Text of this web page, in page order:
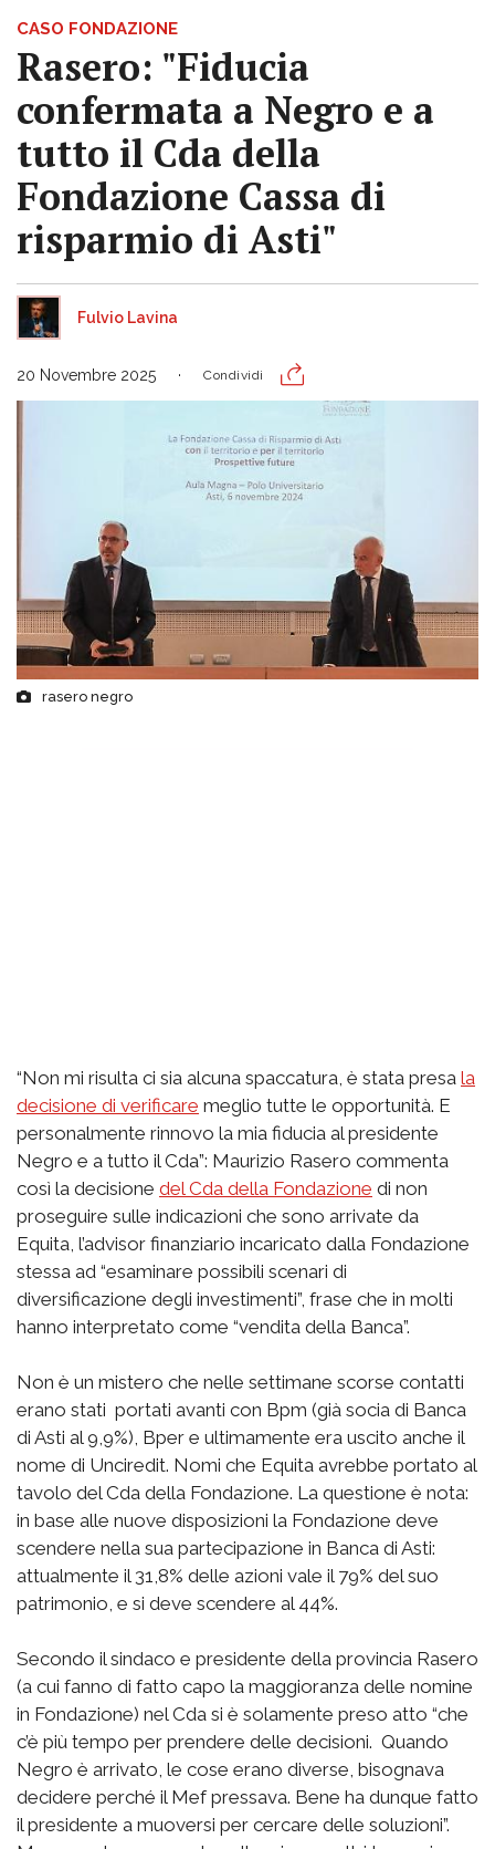
CASO FONDAZIONE
Rasero: "Fiducia
confermata a Negro e a
tutto il Cda della
Fondazione Cassa di
risparmio di Asti"
Fulvio Lavina
20 Novembre 2025 Condividi
rasero negro
“Non mi risulta ci sia alcuna spaccatura, è stata presa la
decisione di verificare meglio tutte le opportunità. E
personalmente rinnovo la mia fiducia al presidente
Negro e a tutto il Cda”: Maurizio Rasero commenta
così la decisione del Cda della Fondazione di non
proseguire sulle indicazioni che sono arrivate da
Equita, l’advisor finanziario incaricato dalla Fondazione
stessa ad “esaminare possibili scenari di
diversificazione degli investimenti”, frase che in molti
hanno interpretato come “vendita della Banca”.
Non è un mistero che nelle settimane scorse contatti
erano stati portati avanti con Bpm (già socia di Banca
di Asti al 9,9%), Bper e ultimamente era uscito anche il
nome di Unciredit. Nomi che Equita avrebbe portato al
tavolo del Cda della Fondazione. La questione è nota:
in base alle nuove disposizioni la Fondazione deve
scendere nella sua partecipazione in Banca di Asti:
attualmente il 31,8% delle azioni vale il 79% del suo
patrimonio, e si deve scendere al 44%.
Secondo il sindaco e presidente della provincia Rasero
(a cui fanno di fatto capo la maggioranza delle nomine
in Fondazione) nel Cda si è solamente preso atto “che
c’è più tempo per prendere delle decisioni. Quando
Negro è arrivato, le cose erano diverse, bisognava
decidere perché il Mef pressava. Bene ha dunque fatto
il presidente a muoversi per cercare delle soluzioni”.